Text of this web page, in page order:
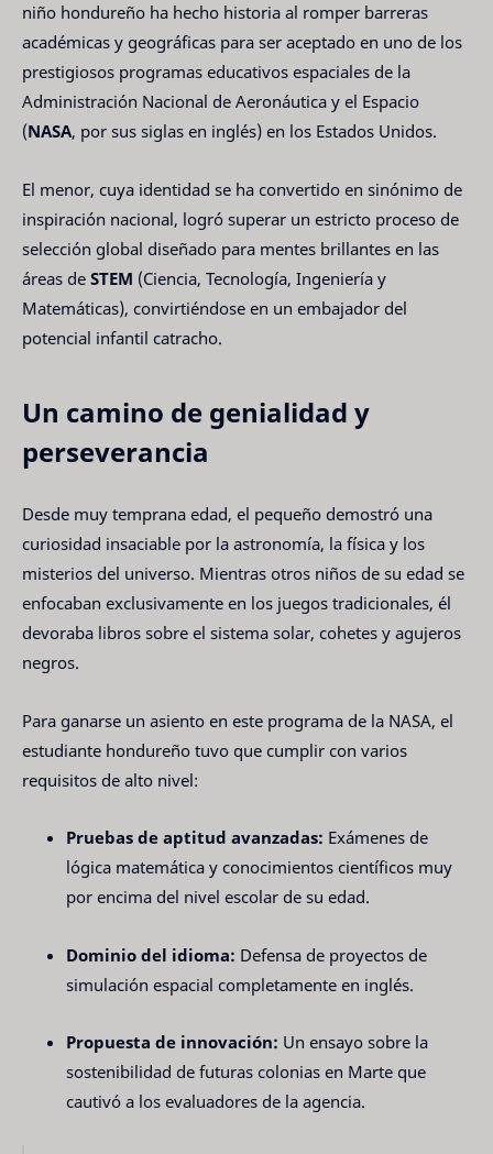
niño hondureño ha hecho historia al romper barreras
académicas y geográficas para ser aceptado en uno de los
prestigiosos programas educativos espaciales de la
Administración Nacional de Aeronáutica y el Espacio
(NASA, por sus siglas en inglés) en los Estados Unidos.
El menor, cuya identidad se ha convertido en sinónimo de
inspiración nacional, logró superar un estricto proceso de
selección global diseñado para mentes brillantes en las
áreas de STEM (Ciencia, Tecnología, Ingeniería y
Matemáticas), convirtiéndose en un embajador del
potencial infantil catracho.
Un camino de genialidad y
perseverancia
Desde muy temprana edad, el pequeño demostró una
curiosidad insaciable por la astronomía, la física y los
misterios del universo. Mientras otros niños de su edad se
enfocaban exclusivamente en los juegos tradicionales, él
devoraba libros sobre el sistema solar, cohetes y agujeros
negros.
Para ganarse un asiento en este programa de la NASA, el
estudiante hondureño tuvo que cumplir con varios
requisitos de alto nivel:
Pruebas de aptitud avanzadas: Exámenes de
lógica matemática y conocimientos científicos muy
por encima del nivel escolar de su edad.
Dominio del idioma: Defensa de proyectos de
simulación espacial completamente en inglés.
Propuesta de innovación: Un ensayo sobre la
sostenibilidad de futuras colonias en Marte que
cautivó a los evaluadores de la agencia.